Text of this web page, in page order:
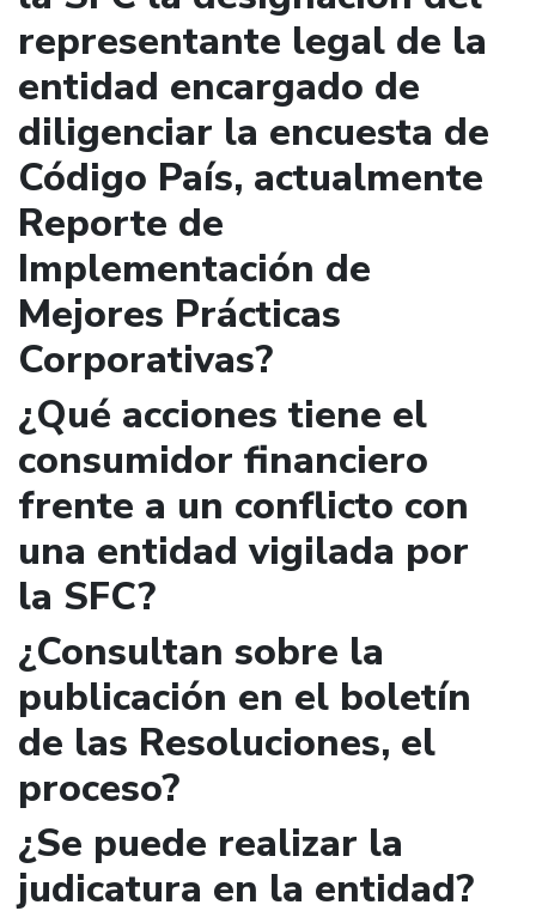
representante legal de la
entidad encargado de
diligenciar la encuesta de
Código País, actualmente
Reporte de
Implementación de
Mejores Prácticas
Corporativas?
¿Qué acciones tiene el
consumidor financiero
frente a un conflicto con
una entidad vigilada por
la SFC?
¿Consultan sobre la
publicación en el boletín
de las Resoluciones, el
proceso?
¿Se puede realizar la
judicatura en la entidad?